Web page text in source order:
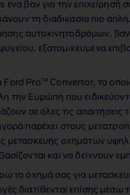
ένα βαν για την επιχείρησή
τη διαδικασία πιο
αυτοκινητοδρόμων,
εξατομικευμένα
Ford Pro TM
Convertor, το
την Ευρώπη που
σε όλες τις
παρέχει στους
μετασκευής οχημάτων
και να δείχνουν
το όχημά σας για
διατίθενται επίσης μέσω